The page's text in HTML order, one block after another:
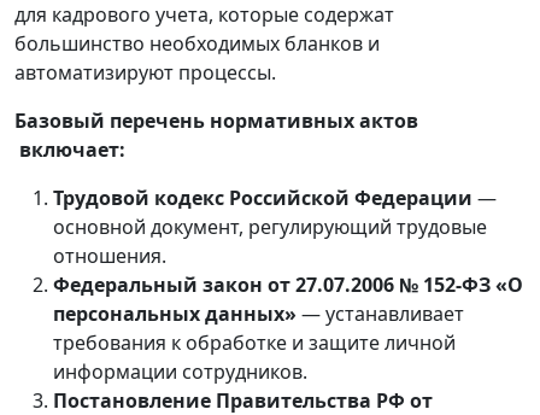
для кадрового учета, которые содержат
большинство необходимых бланков и
автоматизируют процессы.
Базовый перечень нормативных актов
включает:
Трудовой кодекс Российской Федерации —
основной документ, регулирующий трудовые
отношения.
Федеральный закон от 27.07.2006 № 152-ФЗ «О
персональных данных» — устанавливает
требования к обработке и защите личной
информации сотрудников.
Постановление Правительства РФ от